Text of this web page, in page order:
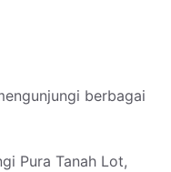
berbagai
Pura Tanah Lot,